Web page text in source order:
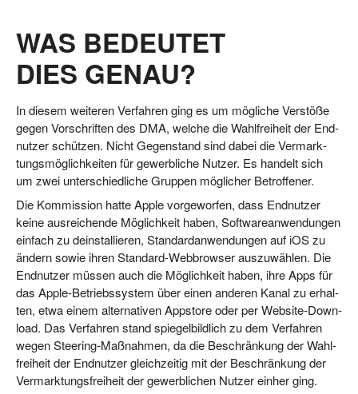
WAS BEDEUTET
DIES GENAU?
In die­sem wei­te­ren Ver­fah­ren ging es um mög­li­che Ver­stö­ße
gegen Vor­schrif­ten des DMA, wel­che die Wahl­frei­heit der End­
nut­zer schüt­zen. Nicht Gegen­stand sind dabei die Ver­mark­
tungs­mög­lich­kei­ten für gewerb­li­che Nut­zer. Es han­delt sich
um zwei unter­schied­li­che Grup­pen mög­li­cher Betroffener.
Die Kom­mis­si­on hat­te Apple vor­ge­wor­fen, dass End­nut­zer
kei­ne aus­rei­chen­de Mög­lich­keit haben, Soft­ware­an­wen­dun­gen
ein­fach zu deinstal­lie­ren, Stan­dard­an­wen­dun­gen auf iOS zu
ändern sowie ihren Stan­dard-Web­brow­ser aus­zu­wäh­len. Die
End­nut­zer müs­sen auch die Mög­lich­keit haben, ihre Apps für
das Apple-Betriebs­sys­tem über einen ande­ren Kanal zu erhal­
ten, etwa einem alter­na­ti­ven App­s­to­re oder per Web­site-Down­
load. Das Ver­fah­ren stand spie­gel­bild­lich zu dem Ver­fah­ren
wegen Stee­ring-Maß­nah­men, da die Beschrän­kung der Wahl­
frei­heit der End­nut­zer gleich­zei­tig mit der Beschrän­kung der
Ver­mark­tungs­frei­heit der gewerb­li­chen Nut­zer ein­her ging.